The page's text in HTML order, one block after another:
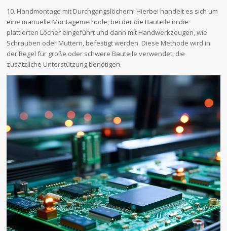
10. Handmontage mit Durchgangslöchern: Hierbei handelt es sich um
eine manuelle Montagemethode, bei der die Bauteile in die
plattierten Löcher eingeführt und dann mit Handwerkzeugen, wie
Schrauben oder Muttern, befestigt werden. Diese Methode wird in
der Regel für große oder schwere Bauteile verwendet, die
zusätzliche Unterstützung benötigen.